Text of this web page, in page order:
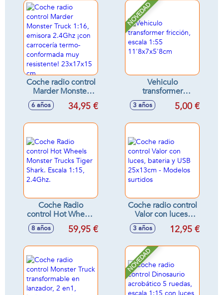
Coche radio control
Marder Monster
Truck 1:16, emisora
2.4Ghz ¡con
23x17x15 cm
6 años 34,95 €
NOVEDAD
Vehiculo
transformer
fricción, escala 1:55
11'8x7x5'8cm
3 años 5,00 €
Coche Radio
control Hot Wheels
Monster Trucks
Tiger Shark. Escala
8 años 59,95 €
Coche radio control
Valor con luces,
bateria y USB
25x13cm -
3 años 12,95 €
NOVEDAD